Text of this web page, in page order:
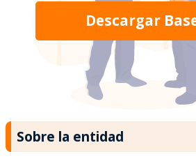
Descargar
Sobre la entidad